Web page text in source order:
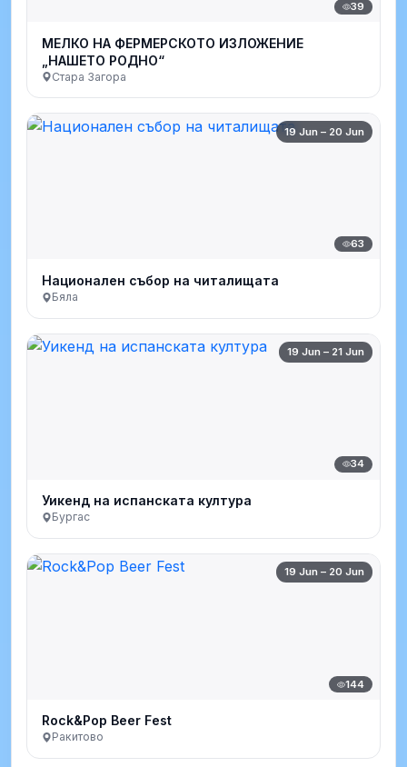
39
МЕЛКО НА ФЕРМЕРСКОТО ИЗЛОЖЕНИЕ
„НАШЕТО РОДНО“
Стара Загора
19 Jun – 20 Jun
63
Национален събор на читалищата
Бяла
19 Jun – 21 Jun
34
Уикенд на испанската култура
Бургас
19 Jun – 20 Jun
144
Rock&Pop Beer Fest
Ракитово